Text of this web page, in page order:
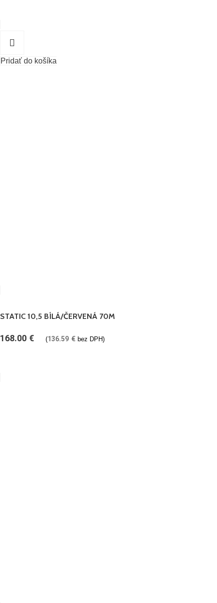
Pridať do košíka
STATIC 10,5 BÍLÁ/ČERVENÁ 70M
168.00 € (136.59 € bez DPH)